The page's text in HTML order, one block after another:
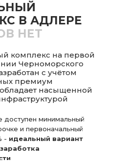
доступен минимальный
и первоначальный
- идеальный вариант
комплекс на первой
Черноморского
с учётом
премиум
насыщенной
В АДЛЕРЕ
НЕТ